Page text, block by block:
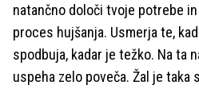
natančno določi tvoje potrebe
proces hujšanja. Usmerja te,
spodbuja, kadar je težko. Na ta
uspeha zelo poveča. Žal je